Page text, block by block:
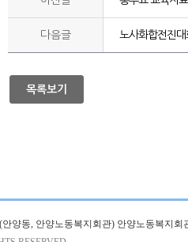
다음글 노사화합전진
목록보기
양동, 안양노동복지회관) 안양노동복지회